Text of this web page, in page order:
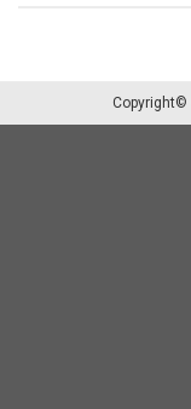
Copyright©